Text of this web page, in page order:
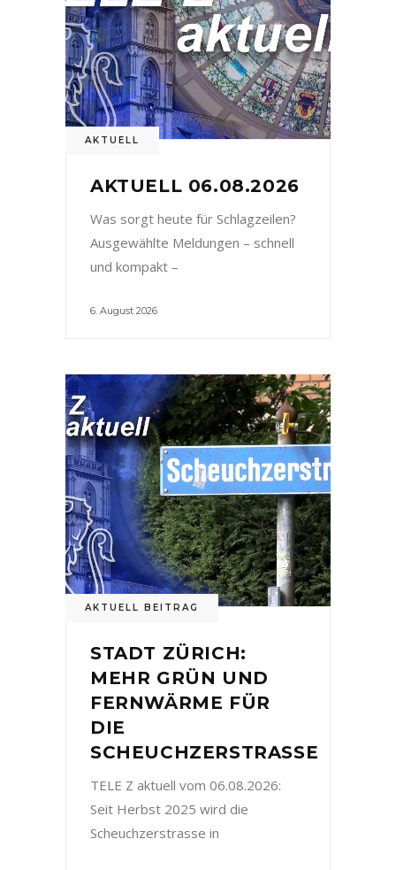
AKTUELL
AKTUELL 06.08.2026
Was sorgt heute für Schlagzeilen?
Ausgewählte Meldungen – schnell
und kompakt –
6. August 2026
AKTUELL BEITRAG
STADT ZÜRICH:
MEHR GRÜN UND
FERNWÄRME FÜR
DIE
SCHEUCHZERSTRASSE
TELE Z aktuell vom 06.08.2026:
Seit Herbst 2025 wird die
Scheuchzerstrasse in